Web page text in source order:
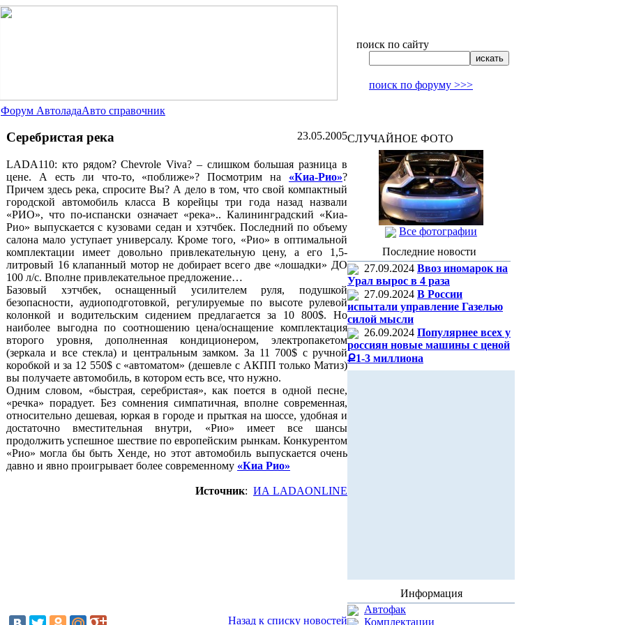
поиск по сайту
поиск по форуму >>>
Форум АвтоладаАвто справочник
23.05.2005
Серебристая река
LADA110: кто рядом? Chevrole Viva? – слишком большая разница в
цене. А есть ли что-то, «поближе»? Посмотрим на «Киа-Рио»?
Причем здесь река, спросите Вы? А дело в том, что свой компактный
городской автомобиль класса В корейцы три года назад назвали
«РИО», что по-испански означает «река».. Калининградский «Киа-
Рио» выпускается с кузовами седан и хэтчбек. Последний по объему
салона мало уступает универсалу. Кроме того, «Рио» в оптимальной
комплектации имеет довольно привлекательную цену, а его 1,5-
литровый 16 клапанный мотор не добирает всего две «лошадки» ДО
100 л/с. Вполне привлекательное предложение…
Базовый хэтчбек, оснащенный усилителем руля, подушкой
безопасности, аудиоподготовкой, регулируемые по высоте рулевой
колонкой и водительским сидением предлагается за 10 800$. Но
наиболее выгодна по соотношению цена/оснащение комплектация
второго уровня, дополненная кондиционером, электропакетом
(зеркала и все стекла) и центральным замком. За 11 700$ с ручной
коробкой и за 12 550$ с «автоматом» (дешевле с АКПП только Матиз)
вы получаете автомобиль, в котором есть все, что нужно.
Одним словом, «быстрая, серебристая», как поется в одной песне,
«речка» порадует. Без сомнения симпатичная, вполне современная,
относительно дешевая, юркая в городе и прыткая на шоссе, удобная и
достаточно вместительная внутри, «Рио» имеет все шансы
продолжить успешное шествие по европейским рынкам. Конкурентом
«Рио» могла бы быть Хенде, но этот автомобиль выпускается очень
давно и явно проигрывает более современному «Киа Рио»
Источник: ИА LADAONLINE
Назад к списку новостей
СЛУЧАЙНОЕ ФОТО
Все фотографии
Последние новости
27.09.2024 Ввоз иномарок на
Урал вырос в 4 раза
27.09.2024 В России
испытали управление Газелью
силой мысли
26.09.2024 Популярнее всех у
россиян новые машины с ценой
Ք1-3 миллиона
Информация
Автофак
Комплектации